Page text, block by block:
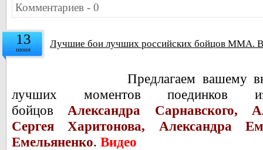
Комментариев - 0
13
июня Лучшие бои лучших российских бойцов ММА.
Предлагаем вашему
лучших моментов поединков
бойцов Александра Сарнавского,
Сергея Харитонова, Александра
Емельяненко. Видео